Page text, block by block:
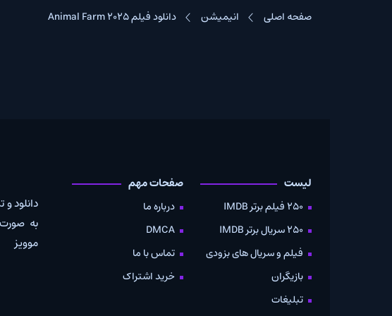
انیمیشن دانلود فیلم Animal Farm 2025
فیلم و سریال های بزودی
صفحات مهم
درباره ما
DMCA
تماس با ما
دانلود و تماشای
به صورت زیرنویس